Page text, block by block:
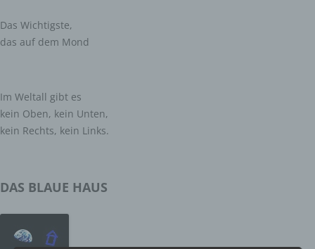
Das Wichtigste,
das auf dem Mond
Im Weltall gibt es
kein Oben, kein Unten,
kein Rechts, kein Links.
DAS BLAUE HAUS